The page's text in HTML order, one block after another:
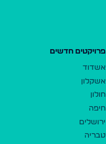
פרויקטים חדשים
אשדוד
אשקלון
חולון
חיפה
ירושלים
טבריה